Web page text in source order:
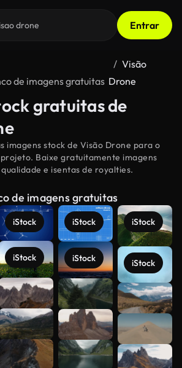
Entrar
de imagens gratuitas
Visão
Drone
gratuitas de
imagens stock de Visão Drone para o
Baixe gratuitamente imagens
e isentas de royalties.
de imagens gratuitas
iStock
iStock
iStock
iStock
iStock
iStock
Veja mais